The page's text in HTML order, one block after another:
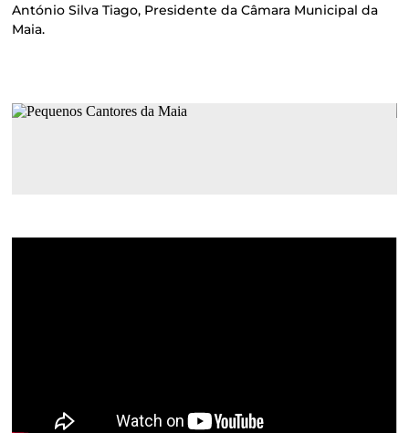
António Silva Tiago, Presidente da Câmara Municipal da
Maia.